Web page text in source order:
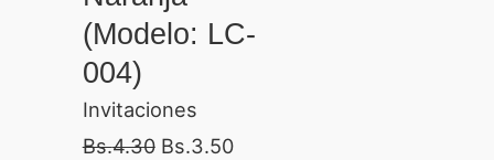
(Modelo: LC-
004)
Invitaciones
Bs.4.30 Bs.3.50